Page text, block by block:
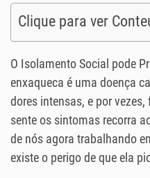
Clique para ver
O Isolamento Social pode
enxaqueca é uma doença
dores intensas, e por
sente os sintomas recorra
de nós agora trabalhando
existe o perigo de que ela